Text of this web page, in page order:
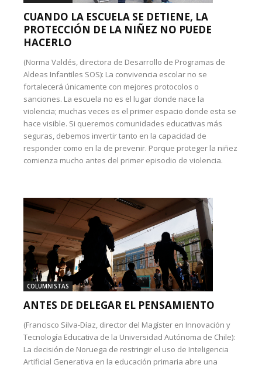
CUANDO LA ESCUELA SE DETIENE, LA
PROTECCIÓN DE LA NIÑEZ NO PUEDE
HACERLO
(Norma Valdés, directora de Desarrollo de Programas de
Aldeas Infantiles SOS): La convivencia escolar no se
fortalecerá únicamente con mejores protocolos o
sanciones. La escuela no es el lugar donde nace la
violencia; muchas veces es el primer espacio donde esta se
hace visible. Si queremos comunidades educativas más
seguras, debemos invertir tanto en la capacidad de
responder como en la de prevenir. Porque proteger la niñez
comienza mucho antes del primer episodio de violencia.
COLUMNISTAS
ANTES DE DELEGAR EL PENSAMIENTO
(Francisco Silva-Díaz, director del Magíster en Innovación y
Tecnología Educativa de la Universidad Autónoma de Chile):
La decisión de Noruega de restringir el uso de Inteligencia
Artificial Generativa en la educación primaria abre una